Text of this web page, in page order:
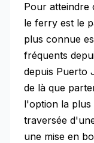
Pour atteindre
le ferry est le
plus connue
fréquents
depuis Puerto
de là que
l'option la plus
traversée
une mise en